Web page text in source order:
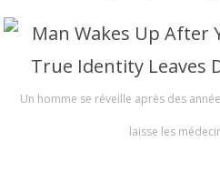
Un homme se réveille après des
laisse les